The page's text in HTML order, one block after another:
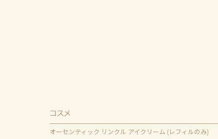
コスメ
オーセンティック リンクル アイクリーム (レフィルのみ)